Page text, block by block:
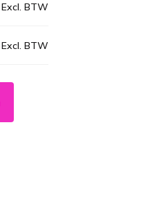
Excl. BTW
Excl. BTW